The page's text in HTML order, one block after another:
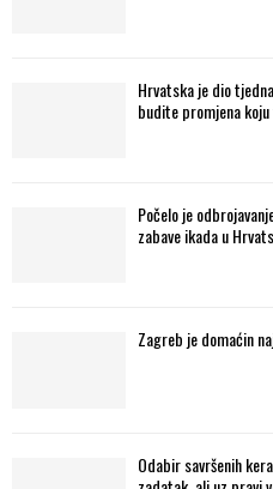
Hrvatska je dio
budite promjena
Počelo je
zabave ikada u
Zagreb je domaćin
Odabir savršenih